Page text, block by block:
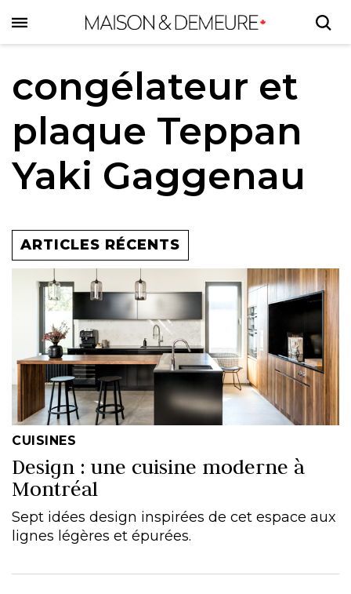
to
main
congélateur et
plaque Teppan
Yaki Gaggenau
ARTICLES RÉCENTS
CUISINES
Design : une cuisine moderne à
Montréal
Sept idées design inspirées de cet espace aux
lignes légères et épurées.